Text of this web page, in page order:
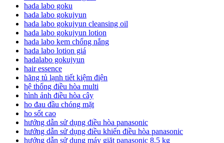
hada labo goku
hada labo gokujyun
hada labo gokujyun cleansing oil
hada labo gokujyun lotion
hada labo kem chống nắng
hada labo lotion giá
hadalabo gokujyun
hair essence
hãng tủ lạnh tiết kiệm điện
hệ thống điều hòa multi
hình ảnh điều hòa cây
ho đau đầu chóng mặt
ho sốt cao
hướng dẫn sử dụng điều hòa panasonic
hướng dẫn sử dụng điều khiển điều hòa panasonic
hướng dẫn sử dụng máy giặt panasonic 8.5 kg